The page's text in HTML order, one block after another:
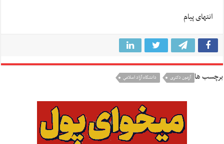
انتهای پیام
برچسب ها آزمون دکتری دانشگاه آزاد اسلامي